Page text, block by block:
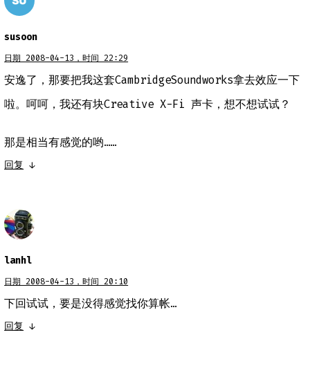
susoon
日期 2008-04-13，时间 22:29
安逸了，那要把我这套CambridgeSoundworks拿去效应一下
啦。呵呵，我还有块Creative X-Fi 声卡，想不想试试？
那是相当有感觉的哟……
回复 ↓
lanhl
日期 2008-04-13，时间 20:10
下回试试，要是没得感觉找你算帐…
回复 ↓